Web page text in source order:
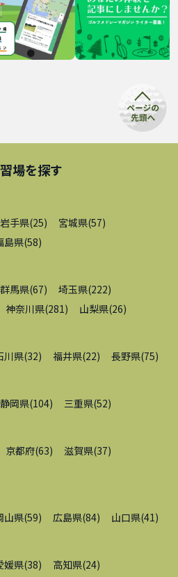
場を探す
岩手県(25) 宮城県(57)
島県(58)
群馬県(67) 埼玉県(222)
神奈川県(281 ) 山梨県(26)
川県(32) 福井県(22) 長野県(75)
静岡県(104) 三重県(52)
京都府(63) 滋賀県(37)
山県(59) 広島県(84) 山口県(41 )
媛県(38) 高知県(24)